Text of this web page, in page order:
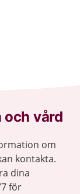
och vård
om
kontakta.
dina
för